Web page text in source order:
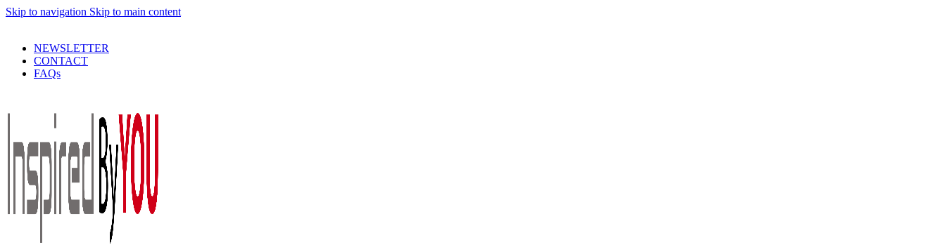
Skip to navigation Skip to main content
NEWSLETTER
CONTACT
FAQs